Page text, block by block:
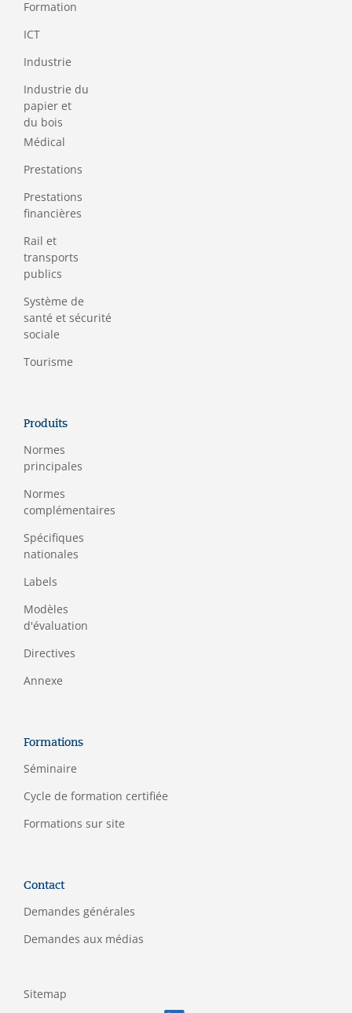
Formation
ICT
Industrie
Industrie du
papier et
du bois
Médical
Prestations
Prestations
financières
Rail et
transports
publics
Système de
santé et sécurité
sociale
Tourisme
Produits
Normes
principales
Normes
complémentaires
Spécifiques
nationales
Labels
Modèles
d'évaluation
Directives
Annexe
Formations
Séminaire
Cycle de formation certifiée
Formations sur site
Contact
Demandes générales
Demandes aux médias
Sitemap